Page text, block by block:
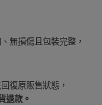
無損傷且包裝完整，
復原販售狀態，
退款。